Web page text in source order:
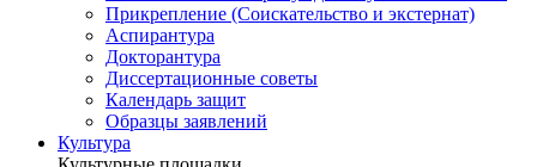
Прикрепление (Соискательство и экстернат)
Аспирантура
Докторантура
Диссертационные советы
Календарь защит
Образцы заявлений
Культура